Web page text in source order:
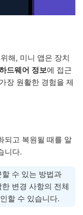
해, 미니 앱은 장치
드웨어 정보에 접근
장 원활한 경험을 제
되고 복원될 때를 알
니다.
수 있는 방법과
변경 사항의 전체
할 수 있습니다.